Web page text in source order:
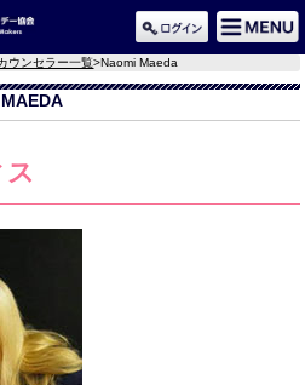
ウンセラー一覧>Naomi Maeda